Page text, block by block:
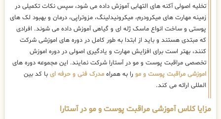
تخلیه اصولی آکنه های التهابی آموزش داده می شود، سپس نکات تکمیلی در
زمینه مهارت های میکرودرم، میکرونیدلینگ، مزوتراپی، درمان و بهبود لک های
پوستی و ساخت انواع ماسک ژله ای و گیاهی آموزش داده می شوند. افرادی
که مبتدی هستند و باید از ابتدا به طور کامل در دوره های اموزشی شرکت
کنند، بهتر است برای افزایش مهارت و یادگیری اصولی در دوره اموزش
تخصصی مراقبت پوست و مو در آستارا شرکت نمایند. این مجموعه دوره های
اموزشی مراقبت پوست و مو را به همراه مدرک فنی و حرفه ای با کد بین
المللی ارائه می کند.
مزایا کلاس آموزشی مراقبت پوست و مو در آستارا